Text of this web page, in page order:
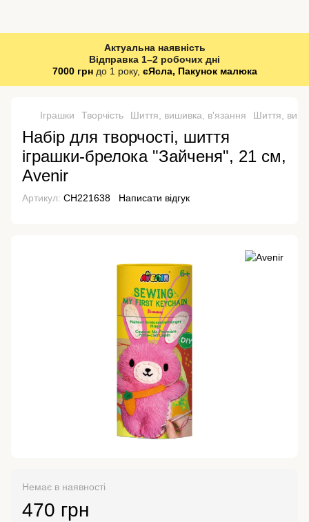
Актуальна наявність
Відправка 1–2 робочих дні
7000 грндо 1 року, єЯсла, Пакунок малюка
Іграшки Творчість Шиття, вишивка, в'язання Шиття,
Набір для творчості, шиття
іграшки-брелока "Зайченя", 21 см,
Avenir
Артикул: CH221638 Написати відгук
Немає в наявності
470 грн